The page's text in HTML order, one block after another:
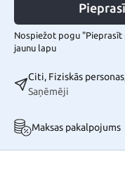
Nospiežot pogu
jaunu lapu
Citi, Fiziskās
Saņēmēji
Maksas pakalpojums